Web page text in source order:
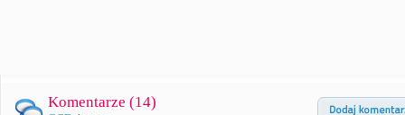
Komentarze (14)